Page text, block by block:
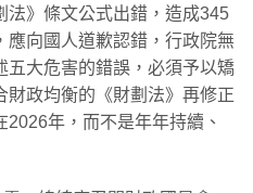
法》條文公式出錯，造成345
向國人道歉認錯，行政院無
五大危害的錯誤，必須予以矯
財政均衡的《財劃法》再修正
年，而不是年年持續、